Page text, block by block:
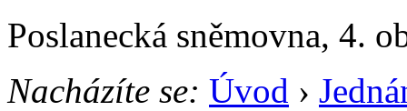
Poslanecká sněmovna, 4.
Nacházíte se: Úvod ›